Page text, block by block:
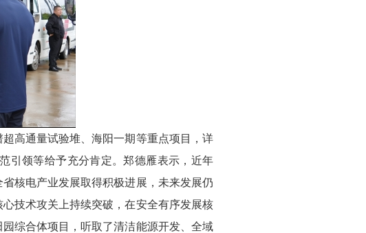
高通量试验堆、海阳一期等重点项目，详
引领等给予充分肯定。郑德雁表示，近年
核电产业发展取得积极进展，未来发展仍
技术攻关上持续突破，在安全有序发展核
综合体项目，听取了清洁能源开发、全域